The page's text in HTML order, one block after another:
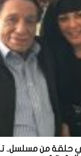
في حلقة من